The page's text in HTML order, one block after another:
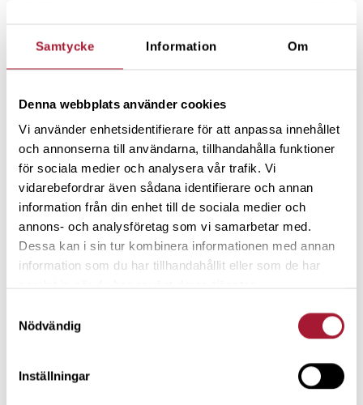
Samtycke Information Om
Denna webbplats använder cookies
Vi använder enhetsidentifierare för att anpassa innehållet
och annonserna till användarna, tillhandahålla funktioner
för sociala medier och analysera vår trafik. Vi
vidarebefordrar även sådana identifierare och annan
information från din enhet till de sociala medier och
annons- och analysföretag som vi samarbetar med.
Dessa kan i sin tur kombinera informationen med annan
information som du har tillhandahållit eller som de har
Nödvändig
Inställningar
billigare och bättre förvaringskärl i många andra
affärer. GS har också blivit bättre på att strunta i de
försöker sälja på honom aktier och alltid vara
långsiktig i aktieköpen.
PHB:
Vid starten av ”nya” Spiltan användes
Buffetts tankar vid köpet av noterade aktier men
en del av kapitalet satsades på onoterade bolag i
tidiga faser – som Buffett aldrig skulle ha satsat på.
Efter nedgångarna 2001-2003 fick vi på Spiltan